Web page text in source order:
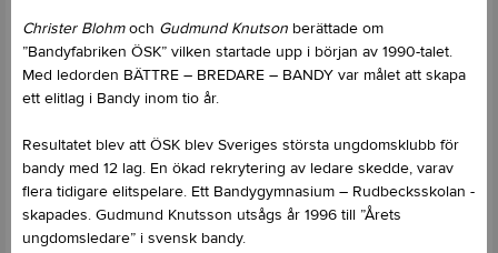
Christer Blohmoch Gudmund Knutson berättade om
”Bandyfabriken ÖSK” vilken startade upp i början av 1990-talet.
Med ledorden BÄTTRE – BREDARE – BANDY var målet att skapa
ett elitlag i Bandy inom tio år.
Resultatet blev att ÖSK blev Sveriges största ungdomsklubb för
bandy med 12 lag. En ökad rekrytering av ledare skedde, varav
flera tidigare elitspelare. Ett Bandygymnasium – Rudbecksskolan -
skapades. Gudmund Knutsson utsågs år 1996 till ”Årets
ungdomsledare” i svensk bandy.